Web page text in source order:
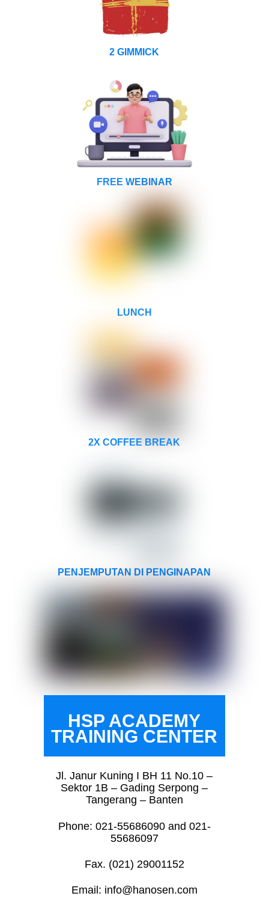
2 GIMMICK
FREE WEBINAR
LUNCH
2X COFFEE BREAK
PENJEMPUTAN DI PENGINAPAN
HSP ACADEMY
TRAINING CENTER
Jl. Janur Kuning I BH 11 No.10 –
Sektor 1B – Gading Serpong –
Tangerang – Banten
Phone: 021-55686090 and 021-
55686097
Fax. (021) 29001152
Email: info@hanosen.com